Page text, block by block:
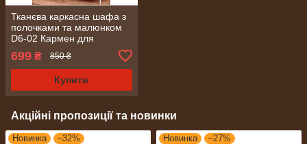
Тканєва каркасна шафа з
полочками та малюнком
D6-02 Кармен для
зберігання речей іграшок
білизни рушників
699 ₴ 850 ₴
Купити
Акційні пропозиції та новинки
Новинка –32% Новинка –27%